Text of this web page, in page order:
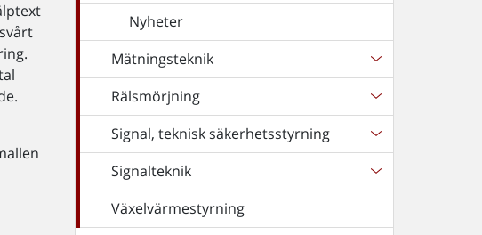
Nyheter
Mätningsteknik
Rälsmörjning
Signal, teknisk säkerhetsstyrning
Signalteknik
Växelvärmestyrning